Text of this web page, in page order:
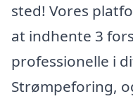
sted! Vores
at indhente 3
professionelle i
Strømpeforing,